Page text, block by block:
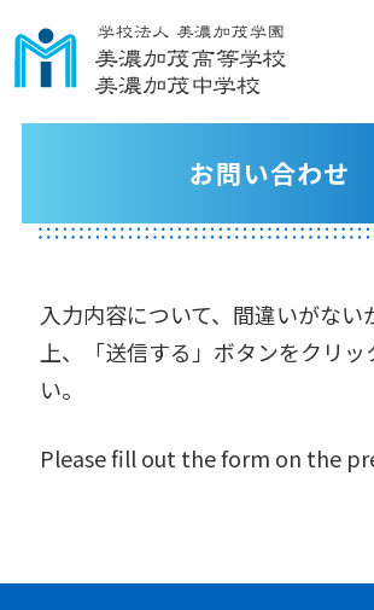
お問い合わせ
入力内容について、間違いがない
上、「送信する」ボタンをクリッ
い。
Please fill out the form on the